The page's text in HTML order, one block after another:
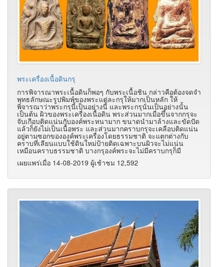
พระเครื่องเนื้อดินกรุ
การพิจารณาพระเนื้อดินก็พอๆ กับพระเนื้อชิน กล่าวคือต้องจดจำ
พุทธลักษณะรูปพิมพ์ของพระแต่ละกรุให้มากเป็นหลัก ให้
พิจารณาว่าพระกรุนี้เป็นอย่างนี้ และพระกรุนั่นเป็นอย่างนั้น
เป็นต้น ผิวของพระเครื่องเนื้อดิน พระส่วนมากเมื่อขึ้นจากกรุจะ
จับเกือบติดแน่นกับองค์พระหนามาก ขนาดนำมาล้างและขัดปัด
แล้วก็ยังไม่เป็นเนื้อพระ และส่วนมากคราบกรุจะเคลือบติดแน่น
อยู่ตามซอกขององค์พระเครื่องโดยธรรมชาติ จะแตกต่างกับ
คราบที่เลียนแบบใช้ดินใหม่ป้ายติดเฉพาะบนผิวจะไม่แน่น
เหมือนคราบธรรมชาติ บางกรุองค์พระจะไม่มีคราบกรุก็มี
เผยแพร่เมื่อ 14-08-2019 ผู้เช้าชม 12,592